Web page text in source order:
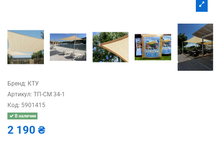
Бренд: КТУ
Артикул: ТП-СМ 34-1
Код: 5901415
В наличии
2 190 ₴